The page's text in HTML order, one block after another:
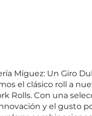
Míguez: Un Giro
el clásico roll a
Rolls. Con una
y el gusto